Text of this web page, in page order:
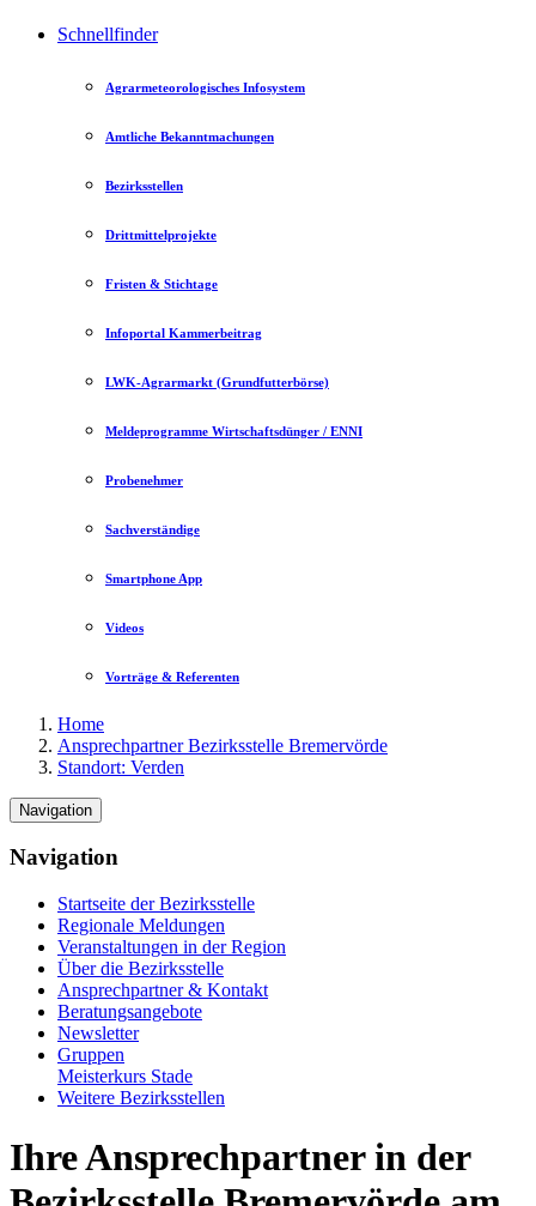
Schnellfinder
Agrarmeteorologisches Infosystem
Amtliche Bekanntmachungen
Bezirksstellen
Drittmittelprojekte
Fristen & Stichtage
Infoportal Kammerbeitrag
LWK-Agrarmarkt (Grundfutterbörse)
Meldeprogramme Wirtschaftsdünger / ENNI
Probenehmer
Sachverständige
Smartphone App
Videos
Vorträge & Referenten
Home
Ansprechpartner Bezirksstelle Bremervörde
Standort: Verden
Navigation
Navigation
Startseite der Bezirksstelle
Regionale Meldungen
Veranstaltungen in der Region
Über die Bezirksstelle
Ansprechpartner & Kontakt
Beratungsangebote
Newsletter
Gruppen
Meisterkurs Stade
Weitere Bezirksstellen
Ihre Ansprechpartner in der